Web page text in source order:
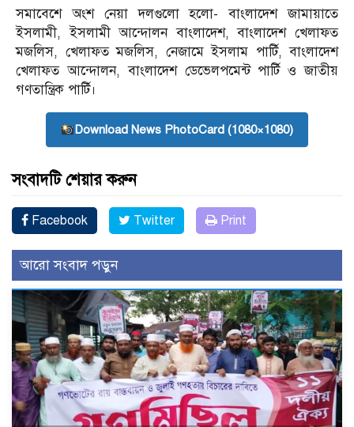
সমাবেশে অংশ নেয়া দলগুলো হলো- বাংলাদেশ জামায়াতে
ইসলামী, ইসলামী আন্দোলন বাংলাদেশ, বাংলাদেশ খেলাফত
মজলিস, খেলাফত মজলিস, নেজামে ইসলাম পার্টি, বাংলাদেশ
খেলাফত আন্দোলন, বাংলাদেশ ডেভেলপমেন্ট পার্টি ও জাতীয়
গণতান্ত্রিক পার্টি।
Download News PhotoCard (1080×1080)
সংবাদটি শেয়ার করুন
Facebook Twitter Print
আরো সংবাদ পড়ুন